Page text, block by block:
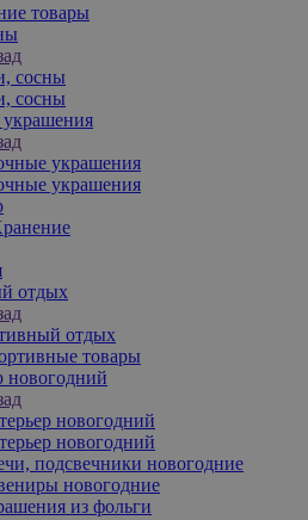
товары
сосны
сосны
украшения
украшения
отдых
отдых
товары
новогодний
новогодний
новогодний
подсвечники новогодние
новогодние
из фольги